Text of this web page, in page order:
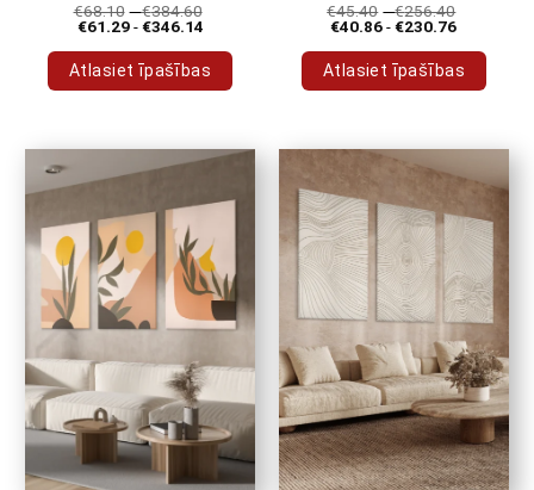
€68.10 -€384.60
€61.29-€346.14
Atlasiet īpašības
ir
vairāki
varianti.
Variantus
var
izvēlēties
produkta
lapā
€45.40 -€256.40
€40.86-€230.76
Atlasiet īpašības
ir
vairāki
varianti.
Variantus
var
izvēlēties
produkta
lapā